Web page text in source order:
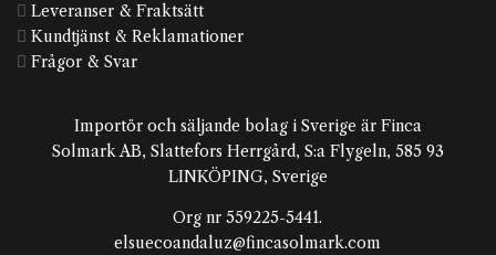
 Leveranser & Fraktsätt
 Kundtjänst & Reklamationer
 Frågor & Svar
Importör och säljande bolag i Sverige är Finca
Solmark AB, Slattefors Herrgård, S:a Flygeln, 585 93
LINKÖPING, Sverige
Org nr 559225-5441.
elsuecoandaluz@fincasolmark.com